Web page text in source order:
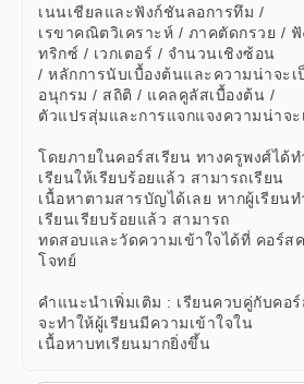
เนนเชียลและฟังก์ชันลอการทึม /
เรขาคณิตวิเคราะห์ / ภาคตัดกรวย /
ทริกซ์ / เวกเตอร์ / จำนวนเชิงซ้อน
/ หลักการนับเบื้องต้นและความน่าจะ
อนุกรม / สถิติ / แคลคูลัสเบื้องต้น /
ตัวแปรสุ่มและการแจกแจงความน่าจะ
โดยภายในคอร์สเรียน ทางครูพงศ์ได้ท
เรียนให้เรียบร้อยแล้ว สามารถเรียน
เนื้อหาตามสารบัญได้เลย หากผู้เรียน
เรียนเรียบร้อยแล้ว สามารถ
ทดสอบและวัดความเข้าใจได้ที่ คอร์
โจทย์
คำแนะนำเพิ่มเติม : เรียนควบคู่กับค
จะทำให้ผู้เรียนมีความเข้าใจใน
เนื้อหาบทเรียนมากยิ่งขึ้น